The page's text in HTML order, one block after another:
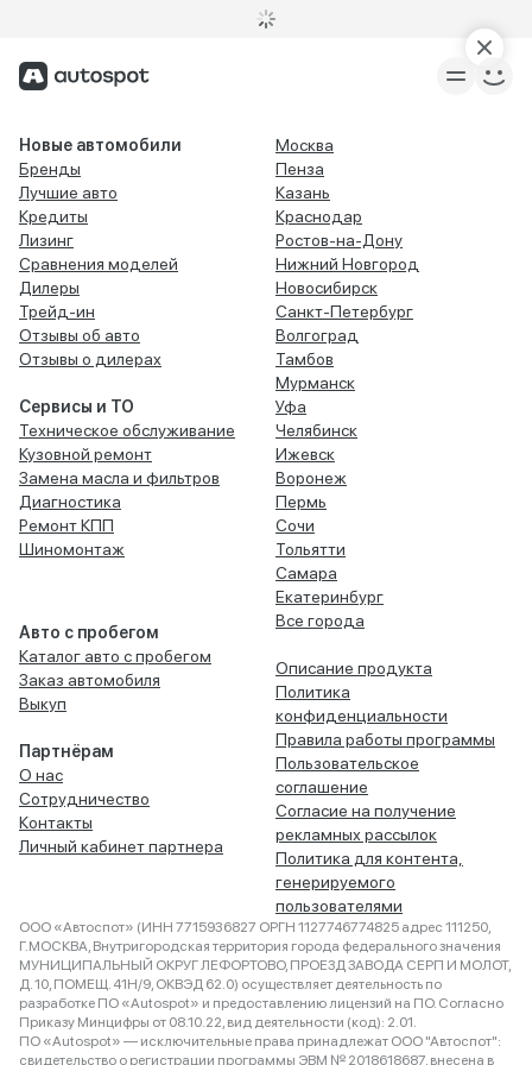
Новые автомобили
Бренды
Лучшие авто
Кредиты
Лизинг
Сравнения моделей
Дилеры
Трейд-ин
Отзывы об авто
Отзывы о дилерах
Сервисы и ТО
Техническое обслуживание
Кузовной ремонт
Замена масла и фильтров
Диагностика
Ремонт КПП
Шиномонтаж
Авто с пробегом
Каталог авто с пробегом
Заказ автомобиля
Выкуп
Партнёрам
О нас
Сотрудничество
Контакты
Личный кабинет партнера
Москва
Пенза
Казань
Краснодар
Ростов-на-Дону
Нижний Новгород
Новосибирск
Санкт-Петербург
Волгоград
Тамбов
Мурманск
Уфа
Челябинск
Ижевск
Воронеж
Пермь
Сочи
Тольятти
Самара
Екатеринбург
Все города
Описание продукта
Политика
конфиденциальности
Правила работы программы
Пользовательское
соглашение
Согласие на получение
рекламных рассылок
Политика для контента,
генерируемого
пользователями
ООО «Автоспот» (ИНН 7715936827 ОРГН 1127746774825 адрес 111250,
Г.МОСКВА, Внутригородская территория города федерального значения
МУНИЦИПАЛЬНЫЙ ОКРУГ ЛЕФОРТОВО, ПРОЕЗД ЗАВОДА СЕРП И МОЛОТ,
Д. 10, ПОМЕЩ. 41Н/9, ОКВЭД 62.0) осуществляет деятельность по
разработке ПО «Autospot» и предоставлению лицензий на ПО. Согласно
Приказу Минцифры от 08.10.22, вид деятельности (код): 2.01.
ПО «Autospot» — исключительные права принадлежат ООО "Автоспот":
свидетельство о регистрации программы ЭВМ № 2018618687, внесена в